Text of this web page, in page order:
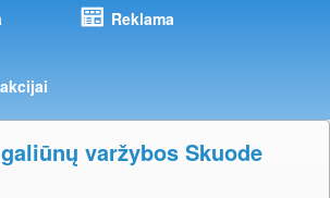
Reklama
varžybos Skuode